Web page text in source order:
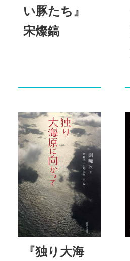
い豚たち』
宋燦鎬
『独り大海